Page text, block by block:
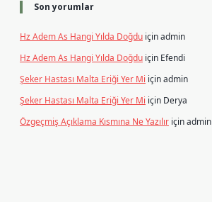
Son yorumlar
Hz Adem As Hangi Yılda Doğdu içinadmin
Hz Adem As Hangi Yılda Doğdu için Efendi
Şeker Hastası Malta Eriği Yer Mi içinadmin
Şeker Hastası Malta Eriği Yer Mi için Derya
Özgeçmiş Açıklama Kısmına Ne Yazılır içinadmin